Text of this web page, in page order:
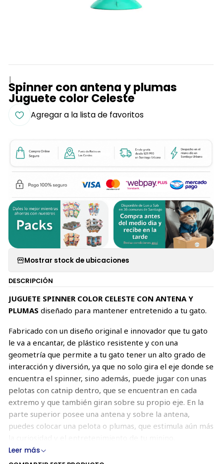
|
Spinner con antena y plumas
Juguete color Celeste
Agregar a la lista de favoritos
Mostrar stock de ubicaciones
DESCRIPCIÓN
JUGUETE SPINNER COLOR CELESTE CON ANTENA Y
PLUMAS diseñado para mantener entretenido a tu gato.
Fabricado con un diseño original e innovador que tu gato
le va a encantar, de plástico resistente y con una
geometría que permite a tu gato tener un alto grado de
interacción y diversión, ya que no solo gira el eje donde se
encuentra el spinner, sino además, puede jugar con unas
pelotas con catnip dentro, que se encuentran en cada
extremo y que también giran sobre su propio eje. En la
parte superior posee una antena y sobre la antena,
puedes colocar una pelota o plumas, que estimula aún más
Leer más